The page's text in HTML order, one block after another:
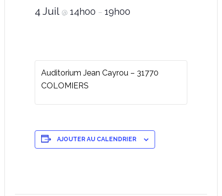
4 Juil @ 14h00 – 19h00
Auditorium Jean Cayrou – 31770
COLOMIERS
AJOUTER AU CALENDRIER